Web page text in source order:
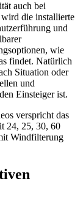
auch bei
die installierte
und
wie
findet. Natürlich
Situation oder
und
Einsteiger ist.
verspricht das
24, 25, 30, 60
Windfilterung